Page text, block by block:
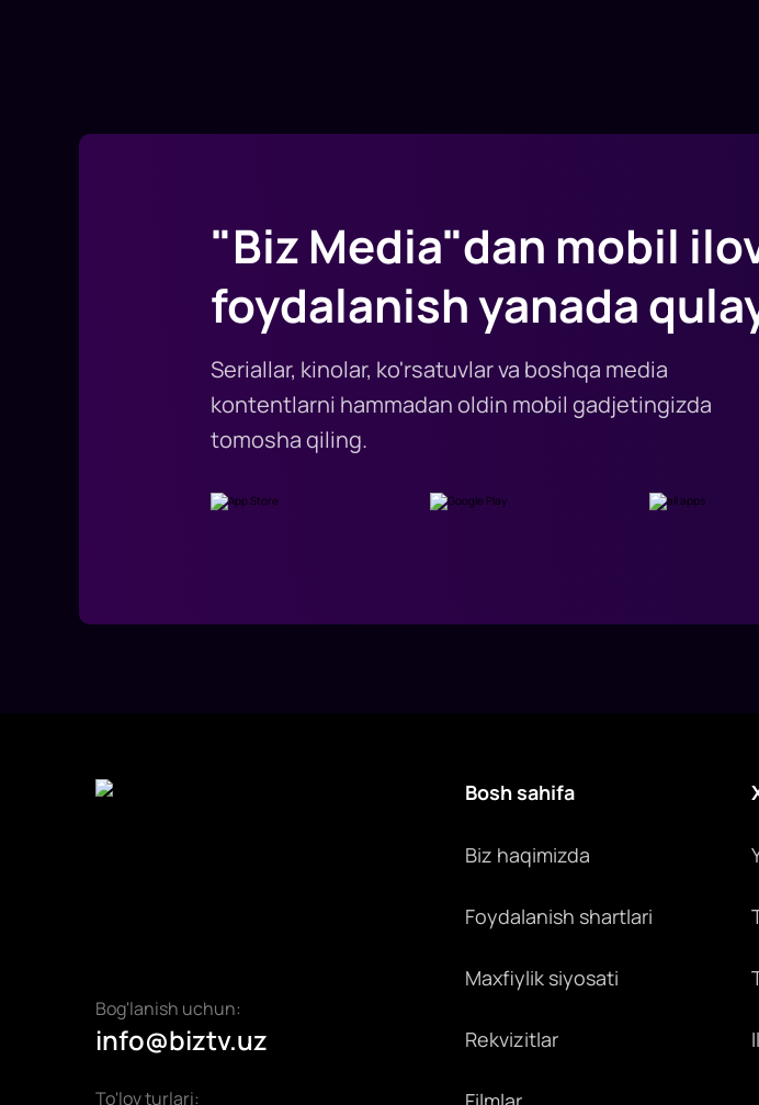
"Biz Media"dan mobil
foydalanish yanada
Seriallar, kinolar, ko'rsatuvlar va boshqa media
kontentlarni hammadan oldin mobil gadjetingizda
tomosha qiling.
Bog'lanish uchun:
info@biztv.uz
To'lov turlari:
Bosh sahifa
Biz haqimizda
Foydalanish shartlari
Maxfiylik siyosati
Rekvizitlar